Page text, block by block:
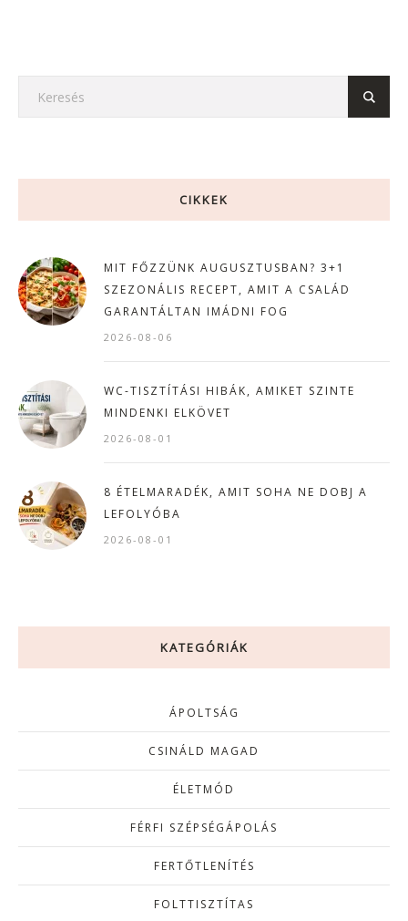
CIKKEK
MIT FŐZZÜNK AUGUSZTUSBAN? 3+1
SZEZONÁLIS RECEPT, AMIT A CSALÁD
GARANTÁLTAN IMÁDNI FOG
2026-08-06
WC-TISZTÍTÁSI HIBÁK, AMIKET SZINTE
MINDENKI ELKÖVET
2026-08-01
8 ÉTELMARADÉK, AMIT SOHA NE DOBJ A
LEFOLYÓBA
2026-08-01
KATEGÓRIÁK
ÁPOLTSÁG
CSINÁLD MAGAD
ÉLETMÓD
FÉRFI SZÉPSÉGÁPOLÁS
FERTŐTLENÍTÉS
FOLTTISZTÍTAS